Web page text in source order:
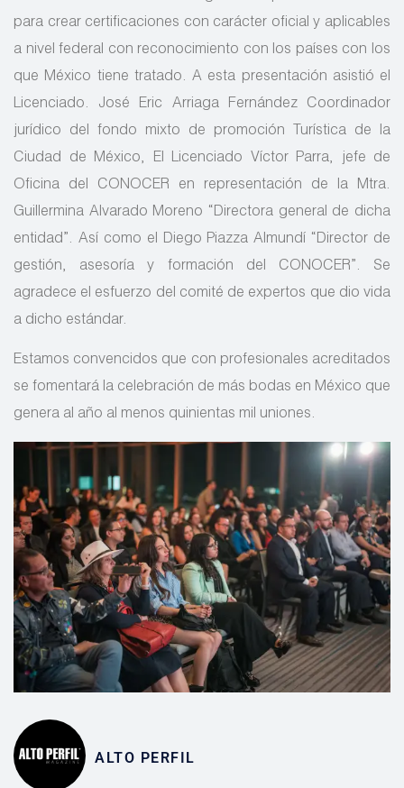
para crear certificaciones con carácter oficial y aplicables
a nivel federal con reconocimiento con los países con los
que México tiene tratado. A esta presentación asistió el
Licenciado. José Eric Arriaga Fernández Coordinador
jurídico del fondo mixto de promoción Turística de la
Ciudad de México, El Licenciado Víctor Parra, jefe de
Oficina del CONOCER en representación de la Mtra.
Guillermina Alvarado Moreno “Directora general de dicha
entidad”. Así como el Diego Piazza Almundí “Director de
gestión, asesoría y formación del CONOCER”. Se
agradece el esfuerzo del comité de expertos que dio vida
a dicho estándar.
Estamos convencidos que con profesionales acreditados
se fomentará la celebración de más bodas en México que
genera al año al menos quinientas mil uniones.
ALTO PERFIL